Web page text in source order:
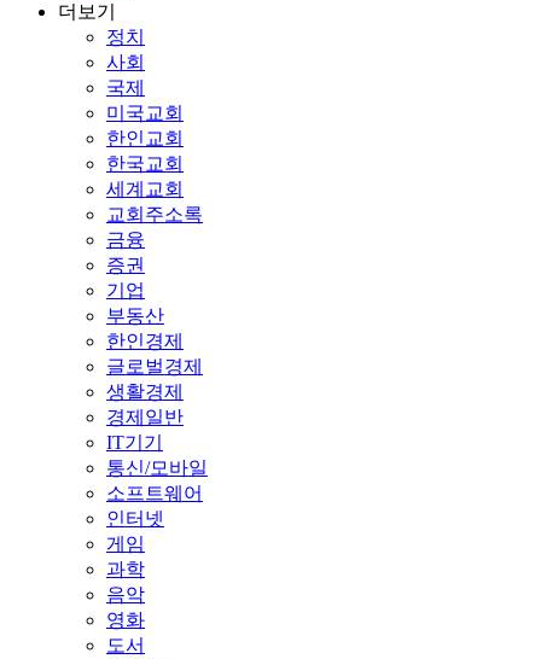
더보기
정치
사회
국제
미국교회
한인교회
한국교회
세계교회
교회주소록
금융
증권
기업
부동산
한인경제
글로벌경제
생활경제
경제일반
IT기기
통신/모바일
소프트웨어
인터넷
게임
과학
음악
영화
도서